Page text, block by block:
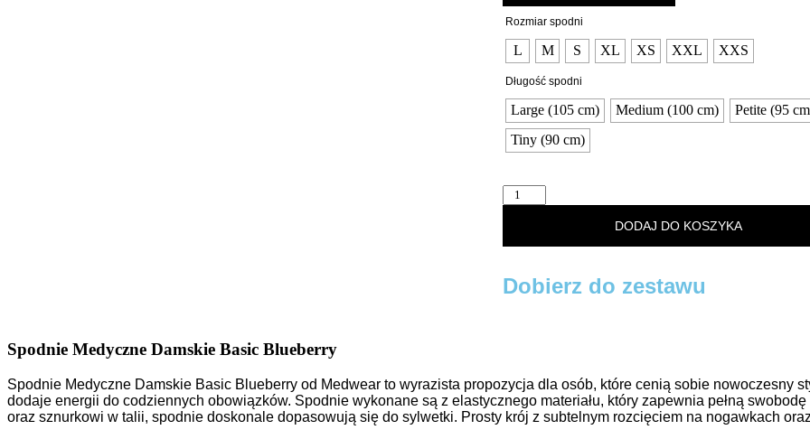
Rozmiar spodni
L M S XL XS XXL XXS
Długość spodni
Large (105 cm) Medium (100 cm)
Petite (95
Tiny (90 cm)
DODAJ DO KOSZYKA
Dobierz do zestawu
Spodnie Medyczne Damskie Basic Blueberry
Spodnie Medyczne Damskie Basic Blueberry od Medwear to wyrazista propozycja dla osób, które cenią sobie nowoczesny
dodaje energii do codziennych obowiązków. Spodnie wykonane są z elastycznego materiału, który zapewnia pełną
oraz sznurkowi w talii, spodnie doskonale dopasowują się do sylwetki. Prosty krój z subtelnym rozcięciem na nogawkach